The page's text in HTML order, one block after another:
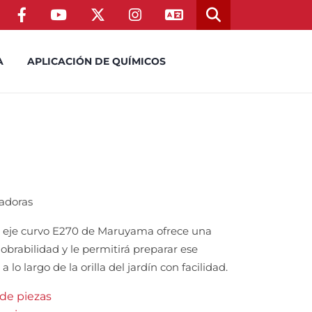
APLICACIÓN DE QUÍMICOS
curvo E270 de Maruyama ofrece una
y le permitirá preparar ese
lo largo de la orilla del jardín con facilidad.
piezas